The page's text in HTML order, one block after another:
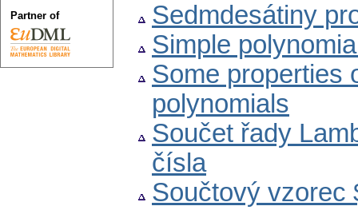
Sedmdesátiny
Simple
Some properties
polynomials
Součet řady
čísla
Součtový vzorec
Partner of